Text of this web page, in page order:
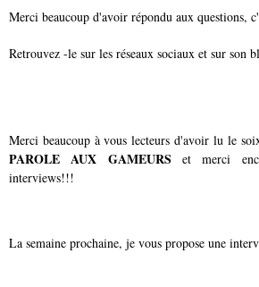
Merci beaucoup d'avoir répondu aux questions,
Retrouvez -le sur les réseaux sociaux et sur son
Merci beaucoup à vous lecteurs d'avoir lu le
PAROLE AUX GAMEURS et merci
interviews!!!
La semaine prochaine, je vous propose une